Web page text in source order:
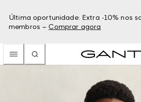
Última oportunidade: Extra -10% nos
membros – Comprar agora